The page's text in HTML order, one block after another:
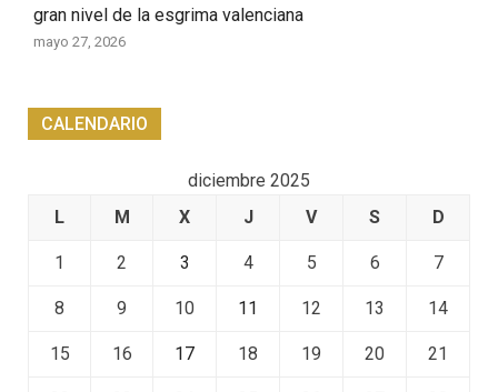
gran nivel de la esgrima valenciana
mayo 27, 2026
CALENDARIO
diciembre 2025
L
M X J V S D
1 2 3 4 5 6 7
8 9 10 11 12 13 14
15 16 17 18 19 20 21